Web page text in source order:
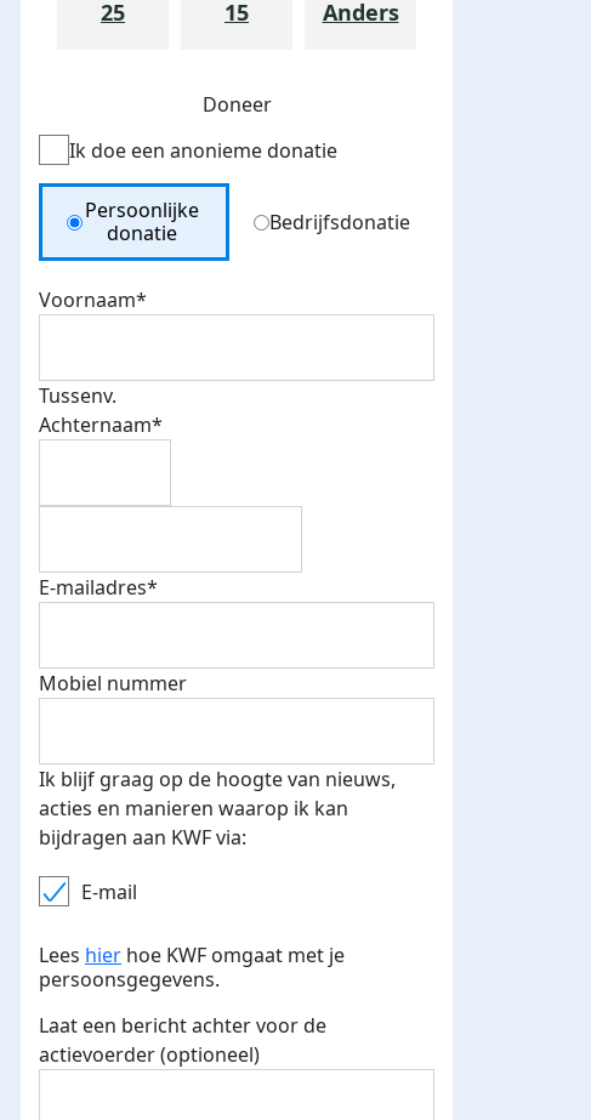
Donateurs
25 15 Anders
Doneer
Ik doe een anonieme donatie
Donation Type
Persoonlijke
donatie
Bedrijfsdonatie
Voornaam*
Tussenv.
Achternaam*
E-mailadres*
Mobiel nummer
Ik blijf graag op de hoogte van nieuws,
acties en manieren waarop ik kan
bijdragen aan KWF via:
E-mail
Lees hier hoe KWF omgaat met je
persoonsgegevens.
Laat een bericht achter voor de
actievoerder (optioneel)